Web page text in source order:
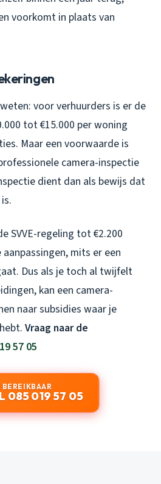
voorkomt in plaats van
voor verhuurders is er de
tot €15.000 per woning
Maar een voorwaarde is
camera-inspectie
dient dan als bewijs dat
SVVE-regeling tot €2.200
mits er een
Dus als je toch al twijfelt
kan een camera-
naar subsidies waar je
Vraag naar de
57 05
BEREIKBAAR
085 019 57 05